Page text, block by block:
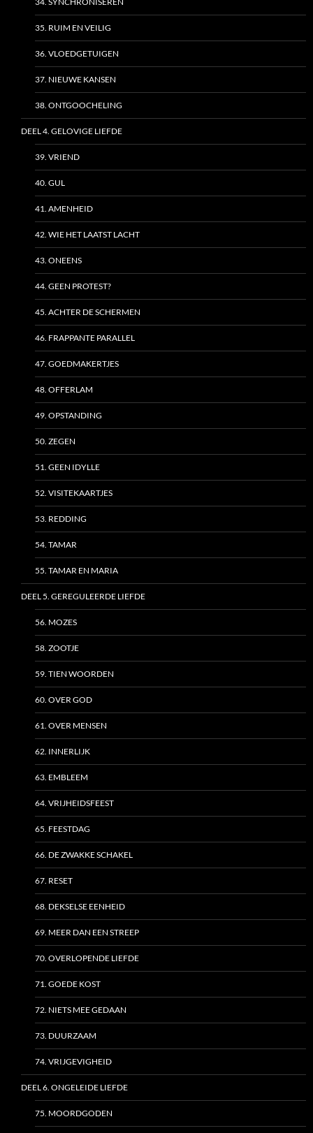
35. RUIM EN VEILIG
36. VLOEDGETUIGEN
37. NIEUWE KANSEN
38. ONTGOOCHELING
DEEL 4. GELOVIGE LIEFDE
39. VRIEND
40. GUL
41. AMENHEID
42. WIE HET LAATST LACHT
43. ONEENS
44. GEEN PROTEST?
45. ACHTER DE SCHERMEN
46. FRAPPANTE PARALLEL
47. GOEDMAKERTJES
48. OFFERLAM
49. OPSTANDING
50. ZEGEN
51. GEEN IDYLLE
52. VISITEKAARTJES
53. REDDING
54. TAMAR
55. TAMAR EN MARIA
DEEL 5. GEREGULEERDE LIEFDE
56. MOZES
58. ZOOTJE
59. TIEN WOORDEN
60. OVER GOD
61. OVER MENSEN
62. INNERLIJK
63. EMBLEEM
64. VRIJHEIDSFEEST
65. FEESTDAG
66. DE ZWAKKE SCHAKEL
67. RESET
68. DEKSELSE EENHEID
69. MEER DAN EEN STREEP
70. OVERLOPENDE LIEFDE
71. GOEDE KOST
72. NIETS MEE GEDAAN
73. DUURZAAM
74. VRIJGEVIGHEID
DEEL 6. ONGELEIDE LIEFDE
75. MOORDGODEN